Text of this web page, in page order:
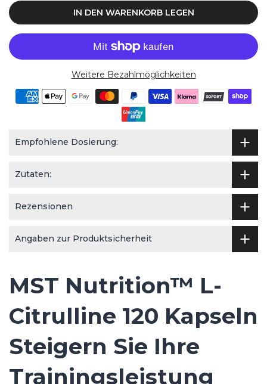
IN DEN WARENKORB LEGEN
Weitere Bezahlmöglichkeiten
Empfohlene Dosierung:
Zutaten:
Rezensionen
Angaben zur Produktsicherheit
MST Nutrition™ L-
Citrulline 120 Kapseln
Steigern Sie Ihre
Trainingsleistung